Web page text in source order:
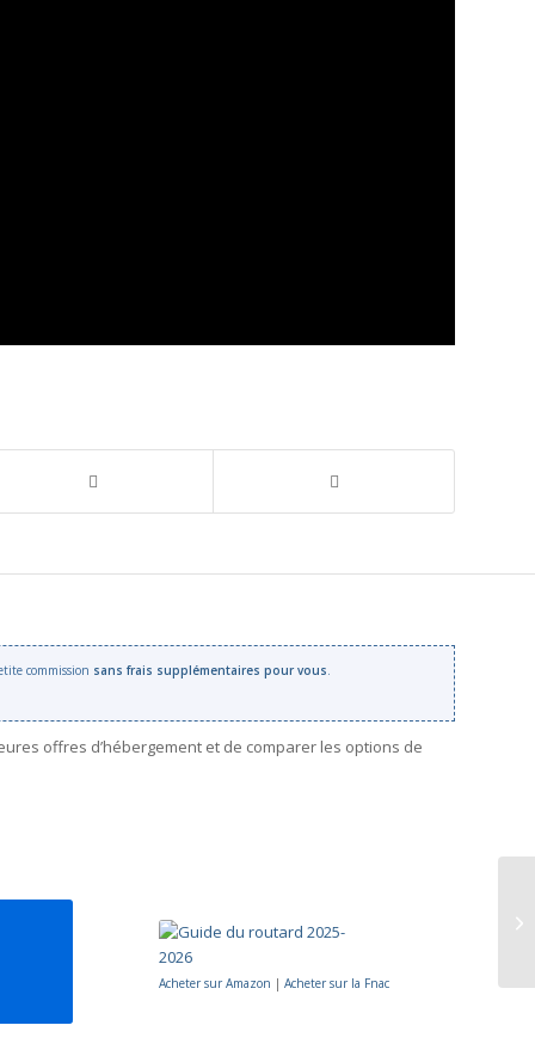
commission sans frais supplémentaires pour vous.
offres d’hébergement et de comparer les options de
Acheter sur Amazon | Acheter sur la Fnac